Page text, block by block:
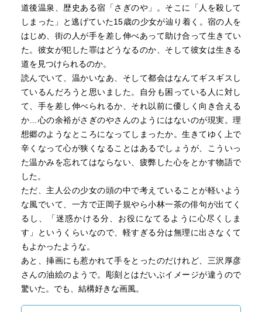
道後温泉、歴史ある宿「さぎのや」。そこに「人を殺して
しまった」と逃げていた15歳の少女が辿り着く。宿の人を
はじめ、街の人が手を差し伸べあって助け合って生きてい
た。彼女が犯した罪はどうなるのか、そして彼女は生きる
道を見つけられるのか。
読んでいて、温かいなあ、そして都会はなんてギスギスし
ているんだろうと思いました。自分も困っている人に対し
て、手を差し伸べられるか、それ以前に優しく向き合える
か…心の余裕がさぎのやさんのようにはないのが現実。理
想郷のようなところになってしまったか。生きてゆく上で
辛くなって心が狭くなることはあるでしょうが、こういっ
た温かみを忘れてはならない、疲弊した心をとかす物語で
した。
ただ、主人公の少女の頭の中で考えていることが軽いよう
な風でいて、一方で正岡子規やら小林一茶の俳句が出てく
るし、「迷惑かける分、お役になてるように心尽くしま
す」というくらいなので、軽すぎる分は無理に出さなくて
もよかったような。
あと、挿画にも惹かれて手をとったのだけれど、三沢厚彦
さんの油絵のようで。彫刻とはだいぶイメージが違うので
驚いた。でも、結構好きな画風。